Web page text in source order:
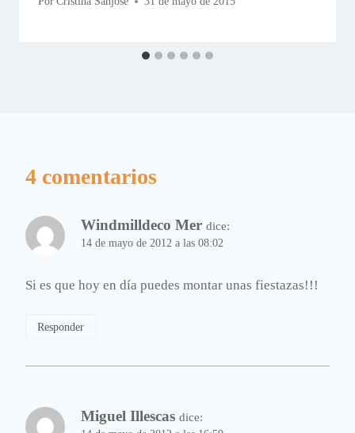
4 comentarios
Windmilldeco Mer dice:
14 de mayo de 2012 a las 08:02
Si es que hoy en día puedes montar unas fiestazas!!!
Responder
Miguel Illescas dice: